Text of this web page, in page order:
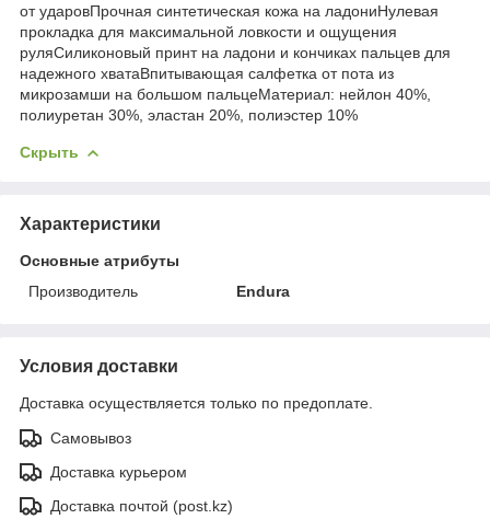
от ударовПрочная синтетическая кожа на ладониНулевая
прокладка для максимальной ловкости и ощущения
руляСиликоновый принт на ладони и кончиках пальцев для
надежного хватаВпитывающая салфетка от пота из
микрозамши на большом пальцеМатериал: нейлон 40%,
полиуретан 30%, эластан 20%, полиэстер 10%
Скрыть
Характеристики
Основные атрибуты
Производитель
Endura
Условия доставки
Доставка осуществляется только по предоплате.
Самовывоз
Доставка курьером
Доставка почтой (post.kz)